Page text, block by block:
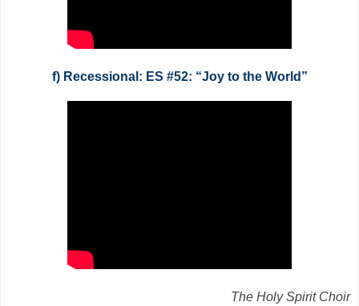
f) Recessional: ES #52: “Joy to the World”
The Holy Spirit Choir